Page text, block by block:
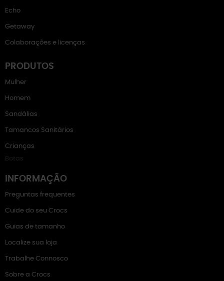
Echo
Getaway
Colaborações e licenças
PRODUTOS
Mulher
Homem
Sandálias
Tamancos Sanitários
Crianças
Botas
INFORMAÇÃO
Preguntas frequentes
Cuide do seu Crocs
Guias de tamanho
Localize sua loja
Trabalhe Connosco
Sobre a Crocs